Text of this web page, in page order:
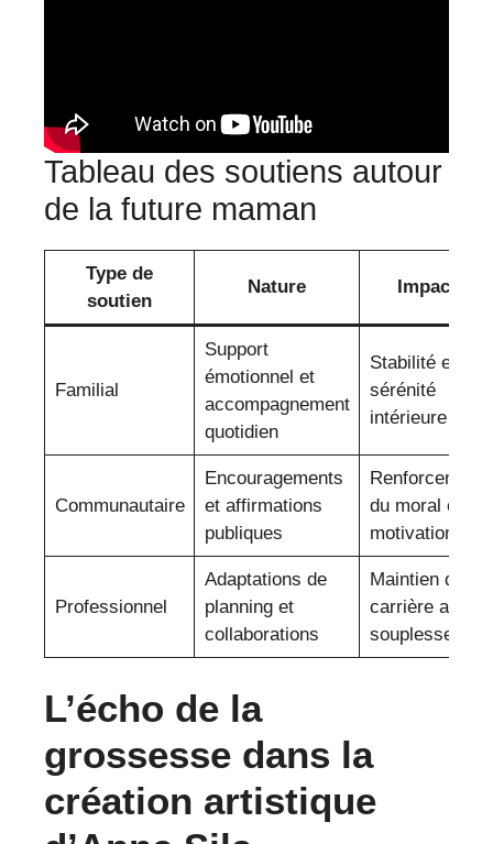
Tableau des soutiens autour
de la future maman
Type de
soutien
Nature Impact
Familial
Support
émotionnel et
accompagnement
quotidien
Stabilité et
sérénité
intérieure
Communautaire
Encouragements
et affirmations
publiques
Renforcement
du moral et
motivation
Professionnel
Adaptations de
planning et
collaborations
Maintien de la
carrière avec
souplesse
L’écho de la
grossesse dans la
création artistique